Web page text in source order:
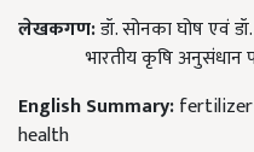
लेखकगण:डॉ. सोनका घोष एवं
भारतीय कृषि अनुसंधान
English Summary:
health